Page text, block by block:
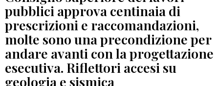
pubblici approva centinaia di
prescrizioni e raccomandazioni,
molte sono una precondizione per
andare avanti con la progettazione
esecutiva. Riflettori accesi su
geologia e sismica